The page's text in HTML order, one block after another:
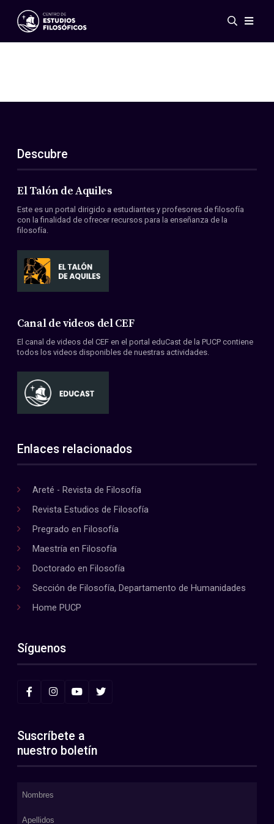
Eventos
ES
EN
Acerca de nosotros
Miembros
Convenios
Descubre
El Talón de Aquiles
Este es un portal dirigido a estudiantes y profesores de filosofía
con la finalidad de ofrecer recursos para la enseñanza de la
filosofía.
Canal de videos del CEF
El canal de videos del CEF en el portal eduCast de la PUCP contiene
todos los videos disponibles de nuestras actividades.
Enlaces relacionados
Areté - Revista de Filosofía
Revista Estudios de Filosofía
Pregrado en Filosofía
Maestría en Filosofía
Doctorado en Filosofía
Sección de Filosofía, Departamento de Humanidades
Home PUCP
Síguenos
Suscríbete a
nuestro boletín